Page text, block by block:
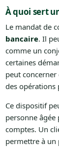
À quoi sert
Le mandat de
bancaire. Il
comme un
certaines
peut
des opérations
Ce dispositif
personne âgée
comptes. Un
permettre à un